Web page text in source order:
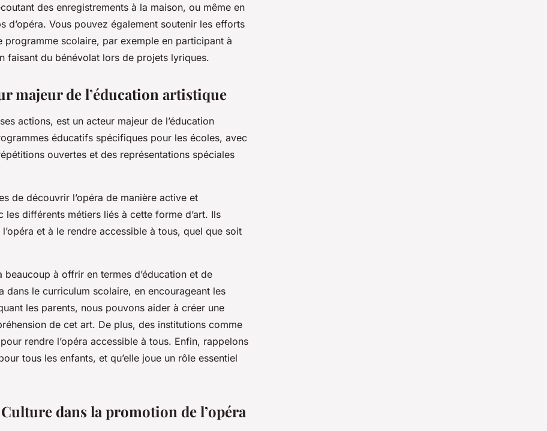
des enregistrements à la maison, ou même en
d’opéra. Vous pouvez également soutenir les efforts
programme scolaire, par exemple en participant à
faisant du bénévolat lors de projets lyriques.
majeur de l’éducation artistique
actions, est un acteur majeur de l’éducation
éducatifs spécifiques pour les écoles, avec
ouvertes et des représentations spéciales
de découvrir l’opéra de manière active et
différents métiers liés à cette forme d’art. Ils
et à le rendre accessible à tous, quel que soit
beaucoup à offrir en termes d’éducation et de
dans le curriculum scolaire, en encourageant les
les parents, nous pouvons aider à créer une
de cet art. De plus, des institutions comme
rendre l’opéra accessible à tous. Enfin, rappelons
tous les enfants, et qu’elle joue un rôle essentiel
dans la promotion de l’opéra